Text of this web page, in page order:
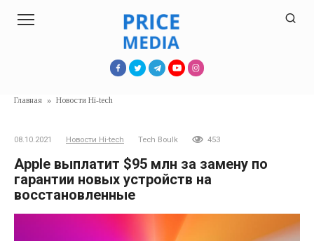
Главная » Новости Hi-tech
08.10.2021 Новости Hi-tech Tech Boulk 453
Apple выплатит $95 млн за замену по
гарантии новых устройств на
восстановленные